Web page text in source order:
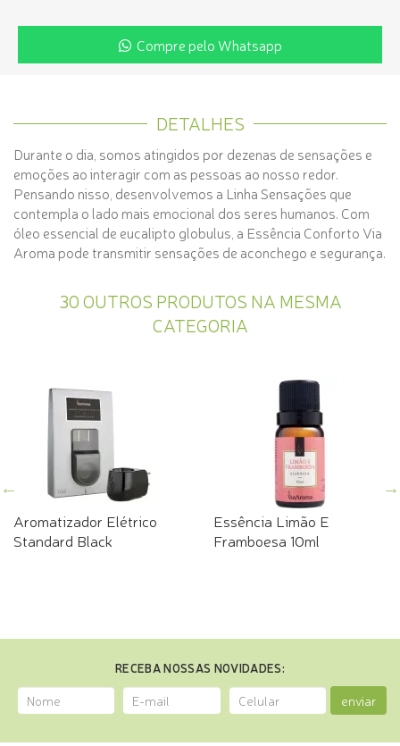
Compre pelo Whatsapp
DETALHES
Durante o dia, somos atingidos por dezenas de sensações e
emoções ao interagir com as pessoas ao nosso redor.
Pensando nisso, desenvolvemos a Linha Sensações que
contempla o lado mais emocional dos seres humanos. Com
óleo essencial de eucalipto globulus, a Essência Conforto Via
Aroma pode transmitir sensações de aconchego e segurança.
30 OUTROS PRODUTOS NA MESMA
CATEGORIA
Aromatizador Elétrico
Standard Black
Essência Limão E
Framboesa 10ml
RECEBA NOSSAS NOVIDADES:
enviar